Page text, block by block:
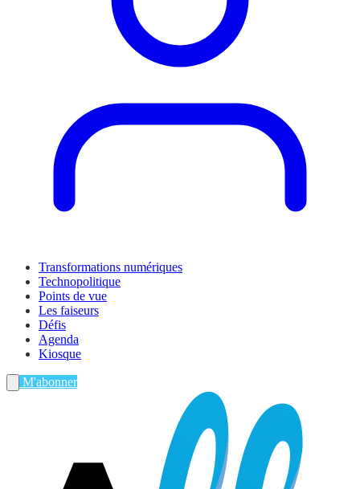
Transformations numériques
Technopolitique
Points de vue
Les faiseurs
Défis
Agenda
Kiosque
M'abonner